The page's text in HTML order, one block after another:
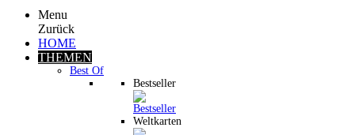
Menu
Zurück
HOME
THEMEN
Best Of
Bestseller
Weltkarten